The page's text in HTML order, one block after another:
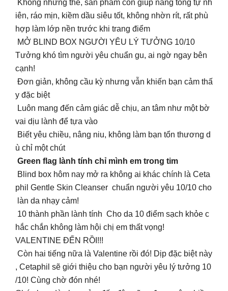
Không những thế, sản phẩm còn giúp nâng tông tự nh
iên, ráo mịn, kiềm dầu siêu tốt, không nhờn rít, rất phù
hợp làm lớp nền trước khi trang điểm
MỞ BLIND BOX NGƯỜI YÊU LÝ TƯỞNG 10/10
Tưởng khó tìm người yêu chuẩn gu, ai ngờ ngay bên
cạnh!
Đơn giản, không cầu kỳ nhưng vẫn khiến bạn cảm thấ
y đặc biệt
Luôn mang đến cảm giác dễ chịu, an tâm như một bờ
vai dịu lành để tựa vào
Biết yêu chiều, nâng niu, không làm bạn tổn thương d
ù chỉ một chút
Green flag lành tính chỉ mình em trong tim
Blind box hôm nay mở ra không ai khác chính là Ceta
phil Gentle Skin Cleanser chuẩn người yêu 10/10 cho
làn da nhạy cảm!
10 thành phần lành tính Cho da 10 điểm sạch khỏe c
hắc chắn không làm hội chị em thất vọng!
VALENTINE ĐẾN RỒI!!!
Còn hai tiếng nữa là Valentine rồi đó! Dịp đặc biệt này
, Cetaphil sẽ giới thiệu cho bạn người yêu lý tưởng 10
/10! Cùng chờ đón nhé!